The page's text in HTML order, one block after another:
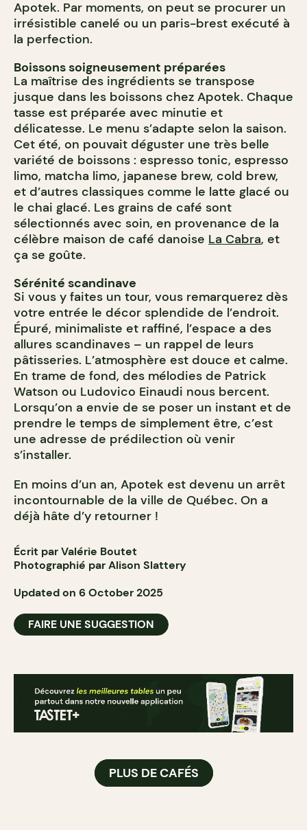
Apotek. Par moments, on peut se procurer un
irrésistible canelé ou un paris-brest exécuté à
la perfection.
Boissons soigneusement préparées
La maîtrise des ingrédients se transpose
jusque dans les boissons chez Apotek. Chaque
tasse est préparée avec minutie et
délicatesse. Le menu s’adapte selon la saison.
Cet été, on pouvait déguster une très belle
variété de boissons : espresso tonic, espresso
limo, matcha limo, japanese brew, cold brew,
et d’autres classiques comme le latte glacé ou
le chai glacé. Les grains de café sont
sélectionnés avec soin, en provenance de la
célèbre maison de café danoise La Cabra, et
ça se goûte.
Sérénité scandinave
Si vous y faites un tour, vous remarquerez dès
votre entrée le décor splendide de l’endroit.
Épuré, minimaliste et raffiné, l’espace a des
allures scandinaves – un rappel de leurs
pâtisseries. L’atmosphère est douce et calme.
En trame de fond, des mélodies de Patrick
Watson ou Ludovico Einaudi nous bercent.
Lorsqu’on a envie de se poser un instant et de
prendre le temps de simplement être, c’est
une adresse de prédilection où venir
s’installer.
En moins d’un an, Apotek est devenu un arrêt
incontournable de la ville de Québec. On a
déjà hâte d’y retourner !
Écrit par Valérie Boutet
Photographié par Alison Slattery
Updated on 6 October 2025
FAIRE UNE SUGGESTION
PLUS DE CAFÉS